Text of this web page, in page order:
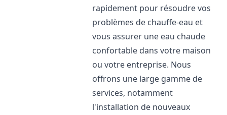
rapidement pour résoudre vos
problèmes de chauffe-eau et
vous assurer une eau chaude
confortable dans votre maison
ou votre entreprise. Nous
offrons une large gamme de
services, notamment
l'installation de nouveaux